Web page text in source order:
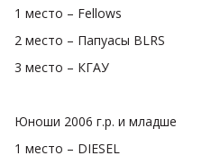
1 место – Fellows
2 место – Папуасы BLRS
3 место – КГАУ
Юноши 2006 г.р. и младше
1 место – DIESEL